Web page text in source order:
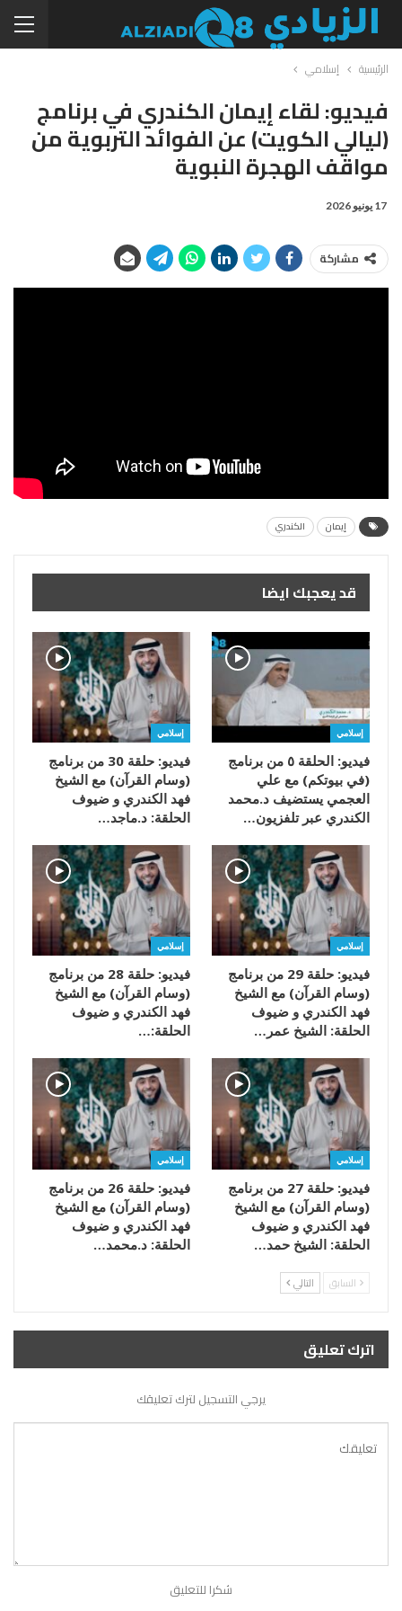
الرئيسية إسلامي
فيديو: لقاء إيمان الكندري في برنامج
(ليالي الكويت) عن الفوائد التربوية من
مواقف الهجرة النبوية
17 يونيو 2026
مشاركة
إيمان الكندري
قد يعجبك ايضا
إسلامي
فيديو: الحلقة ٥ من برنامج
(في بيوتكم) مع علي
العجمي يستضيف د.محمد
الكندري عبر تلفزيون…
إسلامي
فيديو: حلقة 30 من برنامج
(وسام القرآن) مع الشيخ
فهد الكندري و ضيوف
الحلقة: د.ماجد…
إسلامي
فيديو: حلقة 29 من برنامج
(وسام القرآن) مع الشيخ
فهد الكندري و ضيوف
الحلقة: الشيخ عمر…
إسلامي
فيديو: حلقة 28 من برنامج
(وسام القرآن) مع الشيخ
فهد الكندري و ضيوف
الحلقة:…
إسلامي
فيديو: حلقة 27 من برنامج
(وسام القرآن) مع الشيخ
فهد الكندري و ضيوف
الحلقة: الشيخ حمد…
إسلامي
فيديو: حلقة 26 من برنامج
(وسام القرآن) مع الشيخ
فهد الكندري و ضيوف
الحلقة: د.محمد…
السابق التالي
اترك تعليق
يرجي التسجيل لترك تعليقك
شكرا للتعليق